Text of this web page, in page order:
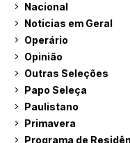
Nacional
Noticias em Geral
Operário
Opinião
Outras Seleções
Papo Seleça
Paulistano
Primavera
Programa de